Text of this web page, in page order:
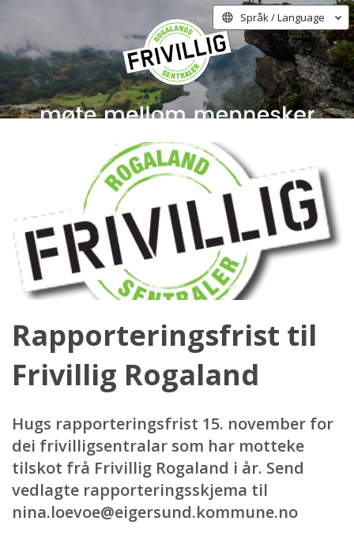
Språk / Language
Rapporteringsfrist til
Frivillig Rogaland
Hugs rapporteringsfrist 15. november for
dei frivilligsentralar som har motteke
tilskot frå Frivillig Rogaland i år. Send
vedlagte rapporteringsskjema til
nina.loevoe@eigersund.kommune.no